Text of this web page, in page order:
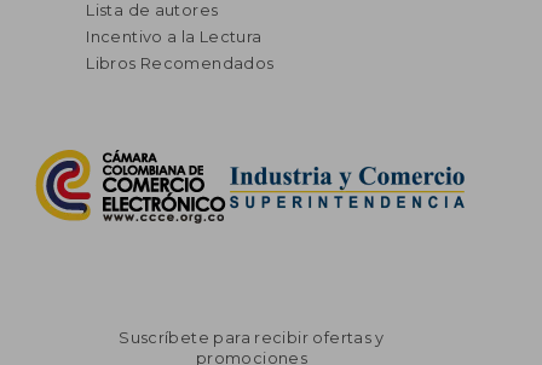
Lista de autores
Incentivo a la Lectura
Libros Recomendados
Suscríbete para recibir ofertas y
promociones